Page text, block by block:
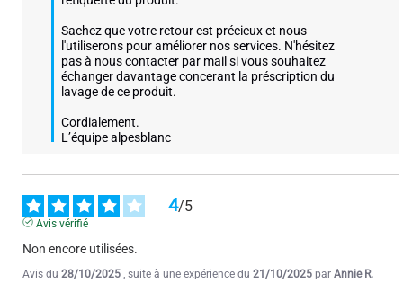
Sachez que votre retour est précieux et nous
l'utiliserons pour améliorer nos services. N'hésitez
pas à nous contacter par mail si vous souhaitez
échanger davantage concerant la préscription du
lavage de ce produit.
Cordialement.
L’équipe alpesblanc
4/5
Avis vérifié
Non encore utilisées.
Avis du 28/10/2025 , suite à une expérience du 21/10/2025 par Annie R.